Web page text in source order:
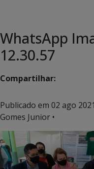
WhatsApp
12.30.57
Compartilhar:
Publicado em 02 ago 2021
Gomes Junior •